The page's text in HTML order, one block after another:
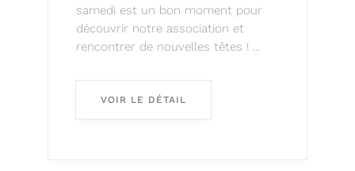
samedi est un bon moment pour
découvrir notre association et
rencontrer de nouvelles têtes ! ...
VOIR LE DÉTAIL